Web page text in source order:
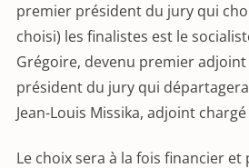
premier président du jury qui
choisi) les finalistes est le
Grégoire, devenu premier adjoint
président du jury qui
Jean-Louis Missika, adjoint
Le choix sera à la fois financier